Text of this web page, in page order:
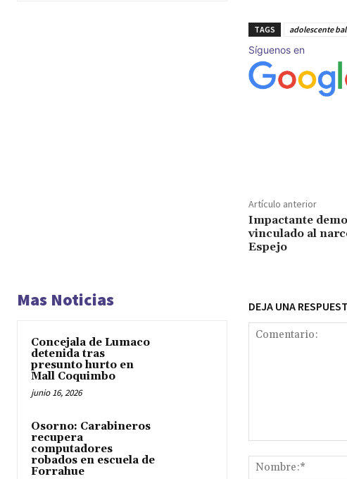
TAGS adolescente
Síguenos en
Artículo anterior
Impactante
vinculado al
Espejo
Mas Noticias
Concejala de Lumaco
detenida tras
presunto hurto en
Mall Coquimbo
junio 16, 2026
Osorno: Carabineros
recupera
computadores
robados en escuela de
Forrahue
DEJA UNA